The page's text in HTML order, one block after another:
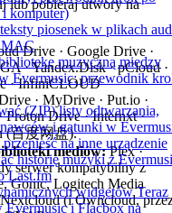
komputer)
piosenek w plikach
MAC
muzyczną między
Evermusic: przewodnik
(ZIP) listy odtwarzania,
i gatunki w
na inne urządzenie
historię muzyki z
Last.fm
widgetów Teraz
Evermusic i Flacbox na
lub pobieraj utwory na
Drive · Google Drive ·
· Yandex.Disk · pCloud ·
· InfiniCLOUD
· MyDrive · Put.io ·
Drive · Internxt ·
(百度网盘).
mediów:Plex ·
serwer kompatybilny z
Gonic, Logitech Media
(i Owncloud,